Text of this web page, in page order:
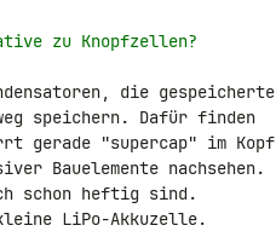
zu Knopfzellen?
die gespeicherte
speichern. Dafür finden
gerade "supercap" im Kopf
Bauelemente nachsehen.
schon heftig sind.
LiPo-Akkuzelle.